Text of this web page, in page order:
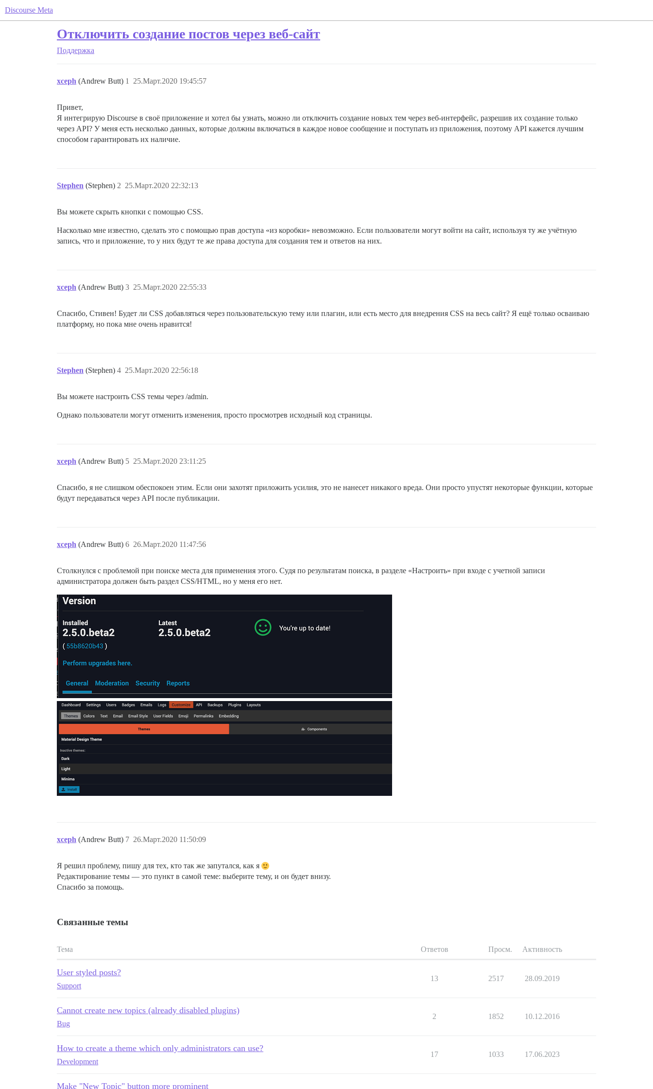
Discourse Meta
Отключить создание постов через веб-сайт
Поддержка
xceph (Andrew Butt) 25.Март.2020 19:45:57
1
Привет,
Я интегрирую Discourse в своё приложение и хотел бы узнать, можно ли отключить создание новых тем через веб-интерфейс, разрешив их создание только
через API? У меня есть несколько данных, которые должны включаться в каждое новое сообщение и поступать из приложения, поэтому API кажется лучшим
способом гарантировать их наличие.
Stephen (Stephen) 25.Март.2020 22:32:13
2
Вы можете скрыть кнопки с помощью CSS.
Насколько мне известно, сделать это с помощью прав доступа «из коробки» невозможно. Если пользователи могут войти на сайт, используя ту же учётную
запись, что и приложение, то у них будут те же права доступа для создания тем и ответов на них.
xceph (Andrew Butt) 25.Март.2020 22:55:33
3
Спасибо, Стивен! Будет ли CSS добавляться через пользовательскую тему или плагин, или есть место для внедрения CSS на весь сайт? Я ещё только осваиваю
платформу, но пока мне очень нравится!
Stephen (Stephen) 25.Март.2020 22:56:18
4
Вы можете настроить CSS темы через /admin.
Однако пользователи могут отменить изменения, просто просмотрев исходный код страницы.
xceph (Andrew Butt) 25.Март.2020 23:11:25
5
Спасибо, я не слишком обеспокоен этим. Если они захотят приложить усилия, это не нанесет никакого вреда. Они просто упустят некоторые функции, которые
будут передаваться через API после публикации.
xceph (Andrew Butt) 26.Март.2020 11:47:56
6
Столкнулся с проблемой при поиске места для применения этого. Судя по результатам поиска, в разделе «Настроить» при входе с учетной записи
администратора должен быть раздел CSS/HTML, но у меня его нет.
xceph (Andrew Butt) 26.Март.2020 11:50:09
7
Я решил проблему, пишу для тех, кто так же запутался, как я
Редактирование темы — это пункт в самой теме: выберите тему, и он будет внизу.
Спасибо за помощь.
Связанные темы
Тема Ответов Просм. Активность
User styled posts?
Support
13 2517 28.09.2019
Cannot create new topics (already disabled plugins)
Bug
2 1852 10.12.2016
How to create a theme which only administrators can use?
Development
17 1033 17.06.2023
Make "New Topic" button more prominent